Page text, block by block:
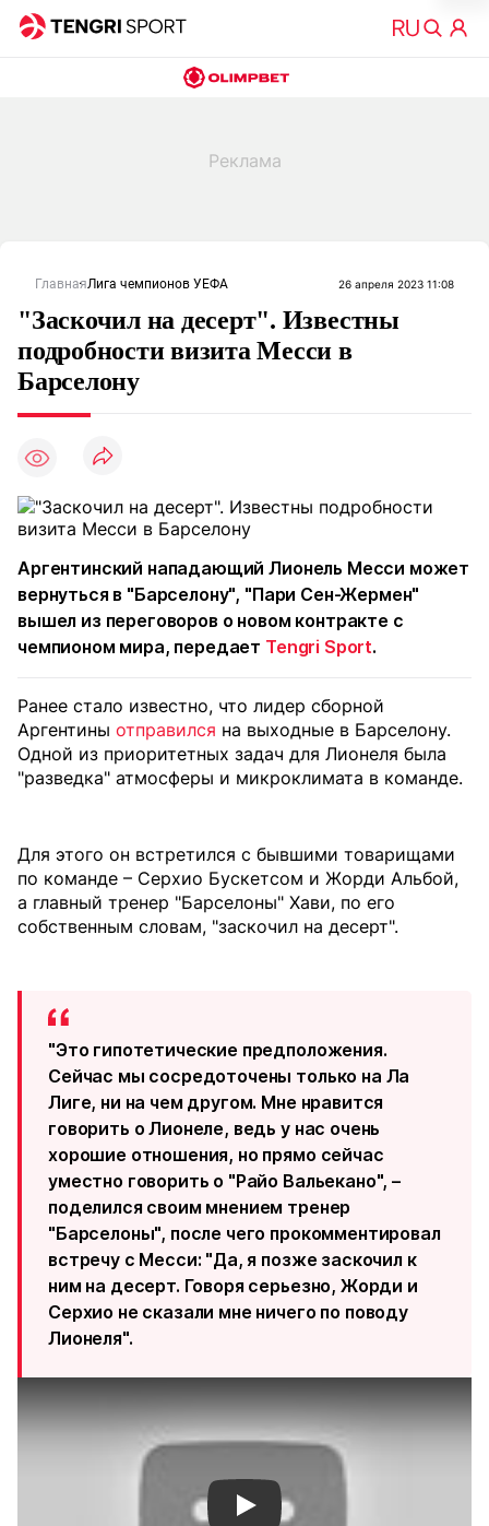
ГлавнаяЛига чемпионов УЕФА 26 апреля 2023 11:08
"Заскочил на десерт". Известны
подробности визита Месси в
Барселону
Аргентинский нападающий Лионель Месси может
вернуться в "Барселону", "Пари Сен-Жермен"
вышел из переговоров о новом контракте с
чемпионом мира, передает Tengri Sport.
Ранее стало известно, что лидер сборной
Аргентины отправился на выходные в Барселону.
Одной из приоритетных задач для Лионеля была
"разведка" атмосферы и микроклимата в команде.
Для этого он встретился с бывшими товарищами
по команде – Серхио Бускетсом и Жорди Альбой,
а главный тренер "Барселоны" Хави, по его
собственным словам, "заскочил на десерт".
"Это гипотетические предположения.
Сейчас мы сосредоточены только на Ла
Лиге, ни на чем другом. Мне нравится
говорить о Лионеле, ведь у нас очень
хорошие отношения, но прямо сейчас
уместно говорить о "Райо Вальекано", –
поделился своим мнением тренер
"Барселоны", после чего прокомментировал
встречу с Месси: "Да, я позже заскочил к
ним на десерт. Говоря серьезно, Жорди и
Серхио не сказали мне ничего по поводу
Лионеля".
Смотреть видео YouTube